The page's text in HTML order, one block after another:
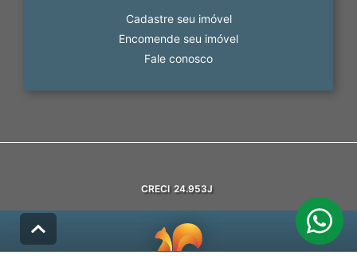
Cadastre seu imóvel
Encomende seu imóvel
Fale conosco
CRECI 24.953J